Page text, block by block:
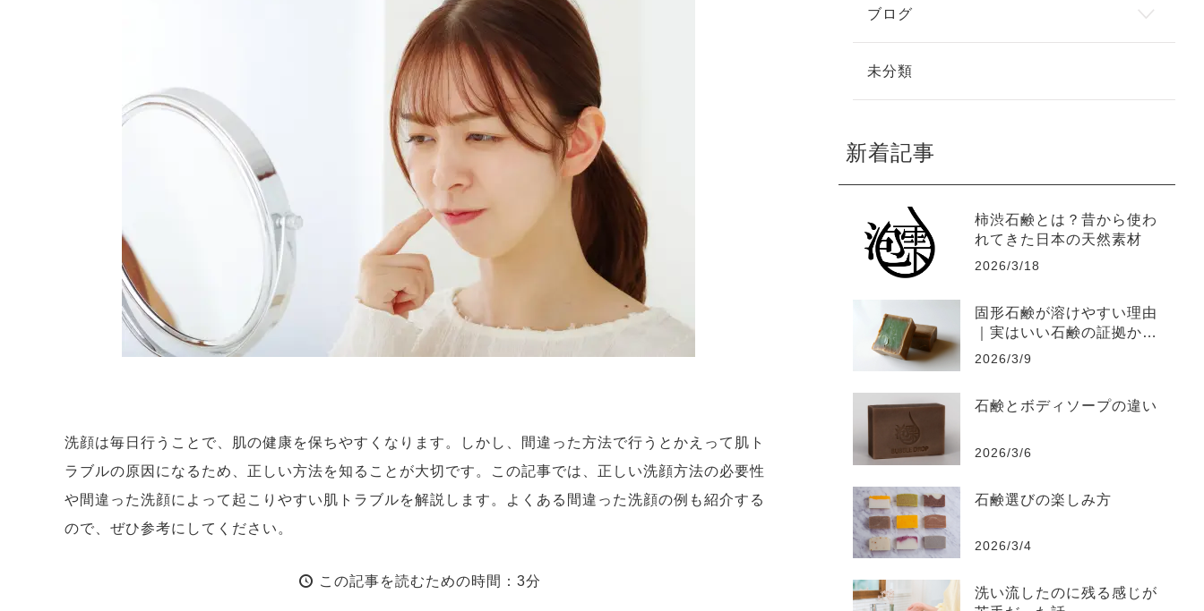
洗顔は毎日行うことで、肌の健康を保ちやすくなります。しかし、間違った方法で行うとかえって肌ト
ラブルの原因になるため、正しい方法を知ることが大切です。この記事では、正しい洗顔方法の必要性
や間違った洗顔によって起こりやすい肌トラブルを解説します。よくある間違った洗顔の例も紹介する
ので、ぜひ参考にしてください。
この記事を読むための時間：3分
ブログ
未分類
新着記事
柿渋石鹸とは？昔から使わ
れてきた日本の天然素材
2026/3/18
固形石鹸が溶けやすい理由
｜実はいい石鹸の証拠かも
しれません
2026/3/9
石鹸とボディソープの違い
2026/3/6
石鹸選びの楽しみ方
2026/3/4
洗い流したのに残る感じが